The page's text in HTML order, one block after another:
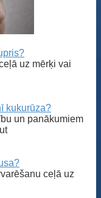
uz mērķi vai
kukurūza?
un panākumiem
ceļā uz